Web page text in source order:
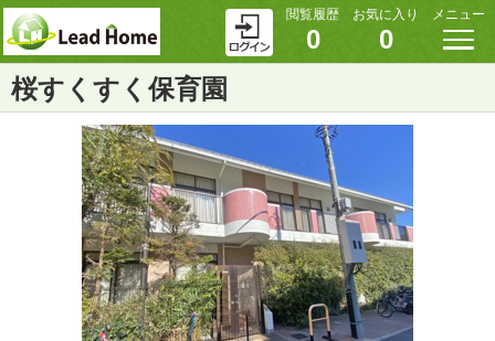
閲覧履歴
0
お気に入り
0
メニュー
桜すくすく保育園